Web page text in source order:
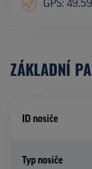
GPS:
ZÁKLADNÍ
ID nosiče
Typ nosiče